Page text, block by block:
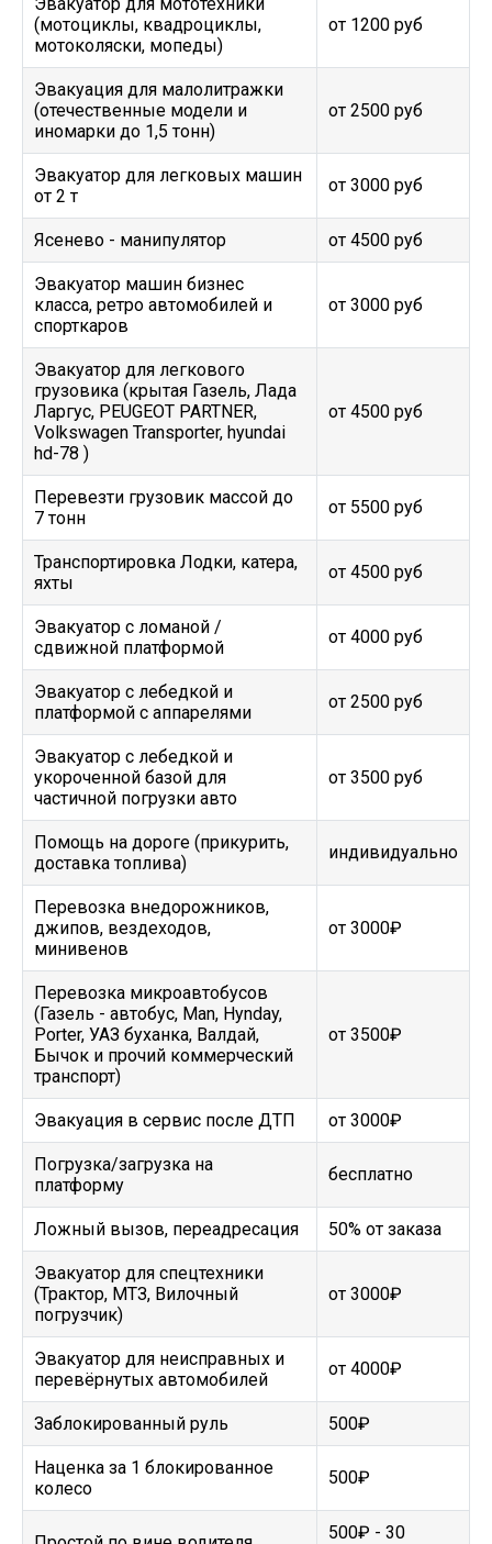
(мотоциклы, квадроциклы,
мотоколяски, мопеды)
от 1200 руб
Эвакуация для малолитражки
(отечественные модели и
иномарки до 1,5 тонн)
от 2500 руб
Эвакуатор для легковых машин
от 2 т
от 3000 руб
Ясенево - манипулятор от 4500 руб
Эвакуатор машин бизнес
класса, ретро автомобилей и
спорткаров
от 3000 руб
Эвакуатор для легкового
грузовика (крытая Газель, Лада
Ларгус, PEUGEOT PARTNER,
Volkswagen Transporter, hyundai
hd-78 )
от 4500 руб
Перевезти грузовик массой до
7 тонн
от 5500 руб
Транспортировка Лодки, катера,
яхты
от 4500 руб
Эвакуатор c ломаной /
сдвижной платформой
от 4000 руб
Эвакуатор с лебедкой и
платформой с аппарелями
от 2500 руб
Эвакуатор с лебедкой и
укороченной базой для
частичной погрузки авто
от 3500 руб
Помощь на дороге (прикурить,
доставка топлива)
индивидуально
Перевозка внедорожников,
джипов, вездеходов,
минивенов
от 3000₽
Перевозка микроавтобусов
(Газель - автобус, Man, Hynday,
Porter, УАЗ буханка, Валдай,
Бычок и прочий коммерческий
транспорт)
от 3500₽
Эвакуация в сервис после ДТП от 3000₽
Погрузка/загрузка на
платформу
бесплатно
Ложный вызов, переадресация 50% от заказа
Эвакуатор для спецтехники
(Трактор, МТЗ, Вилочный
погрузчик)
от 3000₽
Эвакуатор для неисправных и
перевёрнутых автомобилей
от 4000₽
Заблокированный руль 500₽
Наценка за 1 блокированное
колесо
500₽
500₽ - 30